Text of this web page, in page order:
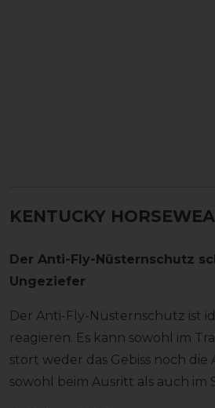
KENTUCKY
Der Anti-Fly-Nüsternschutz
Ungeziefer
Der Anti-Fly-Nüsternschutz ist
reagieren. Es kann sowohl im
stört weder das Gebiss noch
sowohl beim Ausritt als auch